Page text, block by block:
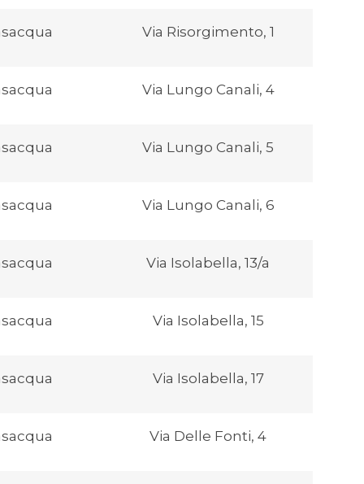
Via Risorgimento, 1
Via Lungo Canali, 4
Via Lungo Canali, 5
Via Lungo Canali, 6
Via Isolabella, 13/a
Via Isolabella, 15
Via Isolabella, 17
Via Delle Fonti, 4